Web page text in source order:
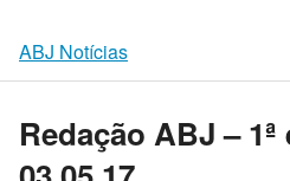
ABJ Notícias
Redação ABJ –